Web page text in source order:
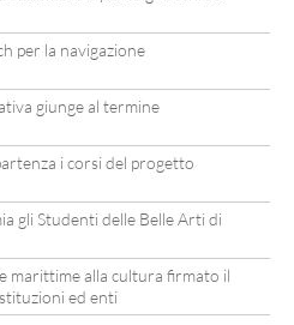
per la navigazione
giunge al termine
i corsi del progetto
gli Studenti delle Belle Arti di
marittime alla cultura firmato il
ed enti